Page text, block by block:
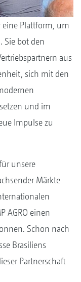
Plattform, um
Sie bot den
aus
sich mit den
und im
Impulse zu
unsere
Märkte
AGRO einen
Schon nach
Brasiliens
Partnerschaft